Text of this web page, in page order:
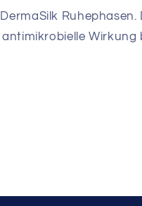
DermaSilk
antimikrobielle Wirkung